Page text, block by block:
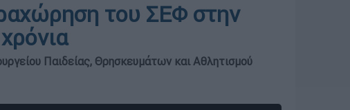
του ΣΕΦ στην
Παιδείας, Θρησκευμάτων και Αθλητισμού